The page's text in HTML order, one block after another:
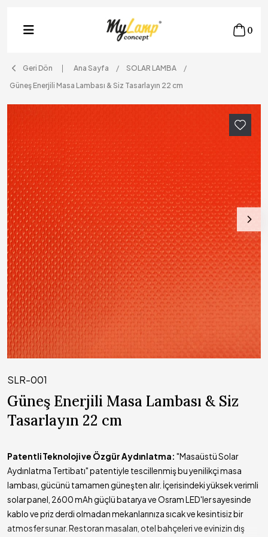
0
Geri Dön Ana Sayfa
SOLAR LAMBA
Güneş Enerjili Masa Lambası & Siz Tasarlayın 22 cm
SLR-001
Güneş Enerjili Masa Lambası & Siz
Tasarlayın 22 cm
Patentli Teknoloji ve Özgür Aydınlatma: "Masaüstü Solar
Aydınlatma Tertibatı" patentiyle tescillenmiş bu yenilikçi masa
lambası, gücünü tamamen güneşten alır. İçerisindeki yüksek verimli
solar panel, 2600 mAh güçlü batarya ve Osram LED'ler sayesinde
kablo ve priz derdi olmadan mekanlarınıza sıcak ve kesintisiz bir
atmosfer sunar. Restoran masaları, otel bahçeleri ve evinizin dış